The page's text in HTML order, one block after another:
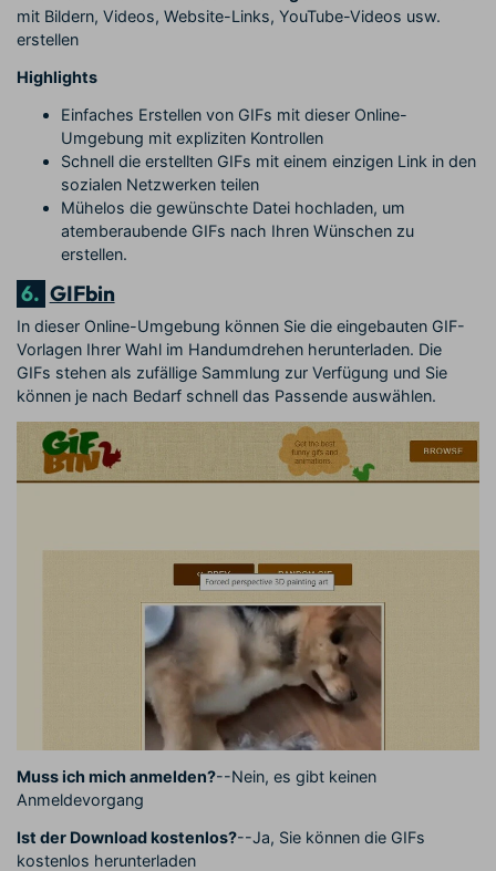
mit Bildern, Videos, Website-Links, YouTube-Videos usw.
erstellen
Highlights
Einfaches Erstellen von GIFs mit dieser Online-
Umgebung mit expliziten Kontrollen
Schnell die erstellten GIFs mit einem einzigen Link in den
sozialen Netzwerken teilen
Mühelos die gewünschte Datei hochladen, um
atemberaubende GIFs nach Ihren Wünschen zu
erstellen.
6. GIFbin
In dieser Online-Umgebung können Sie die eingebauten GIF-
Vorlagen Ihrer Wahl im Handumdrehen herunterladen. Die
GIFs stehen als zufällige Sammlung zur Verfügung und Sie
können je nach Bedarf schnell das Passende auswählen.
Muss ich mich anmelden?--Nein, es gibt keinen
Anmeldevorgang
Ist der Download kostenlos?--Ja, Sie können die GIFs
kostenlos herunterladen